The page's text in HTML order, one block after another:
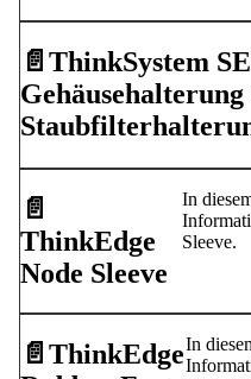
📄️ ThinkSystem
📄️
ThinkEdge
Node Sleeve
In
Sleeve.
📄️ ThinkEdgeIn